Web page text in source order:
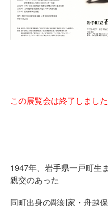
この展覧会は終了しました
1947年、岩手県一戸町生
親交のあった
同町出身の彫刻家・舟越